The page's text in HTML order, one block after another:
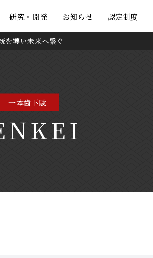
研究・開発 お知らせ 認定制度
を纏い未来へ繋ぐ
一本歯下駄